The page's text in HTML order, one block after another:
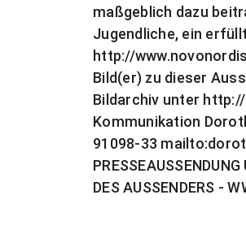
maßgeblich dazu
Jugendliche, ein
http://
Bild(er) zu dieser
Bildarchiv unter
Kommunikation
91098-33 mailto:
DES AUSSENDERS -